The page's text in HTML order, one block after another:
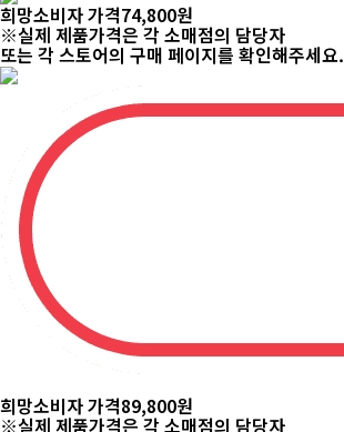
희망소비자 가격74,800원
※실제 제품가격은 각 소매점의 담당자
또는 각 스토어의 구매 페이지를 확인해주세요.